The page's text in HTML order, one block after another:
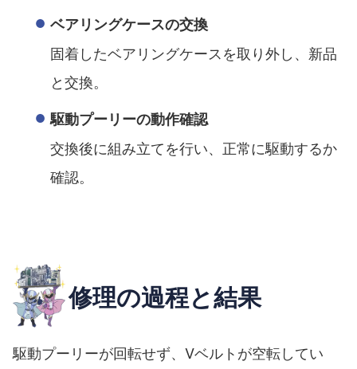
ベアリングケースの交換
固着したベアリングケースを取り外し、新品
と交換。
駆動プーリーの動作確認
交換後に組み立てを行い、正常に駆動するか
確認。
修理の過程と結果
駆動プーリーが回転せず、Vベルトが空転してい